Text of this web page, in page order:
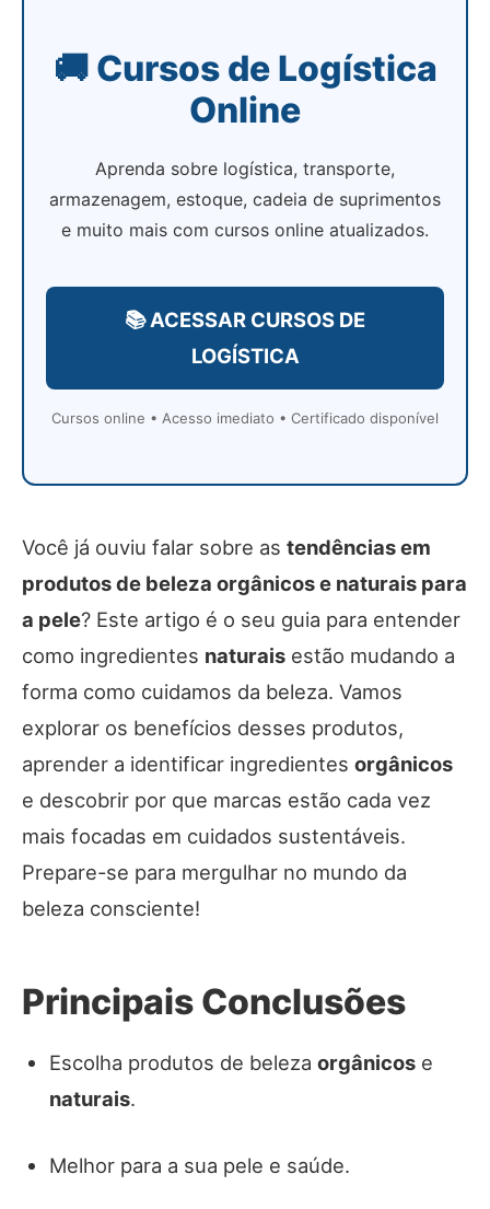
🚚 Cursos de Logística
Online
Aprenda sobre logística, transporte,
armazenagem, estoque, cadeia de suprimentos
e muito mais com cursos online atualizados.
📚 ACESSAR CURSOS DE
LOGÍSTICA
Cursos online • Acesso imediato • Certificado disponível
Você já ouviu falar sobre as tendências em
produtos de beleza orgânicos e naturais para
a pele? Este artigo é o seu guia para entender
como ingredientes naturais estão mudando a
forma como cuidamos da beleza. Vamos
explorar os benefícios desses produtos,
aprender a identificar ingredientes orgânicos
e descobrir por que marcas estão cada vez
mais focadas em cuidados sustentáveis.
Prepare-se para mergulhar no mundo da
beleza consciente!
Principais Conclusões
Escolha produtos de beleza orgânicos e
naturais.
Melhor para a sua pele e saúde.